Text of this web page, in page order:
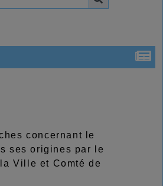
concernant le
ses origines par le
Ville et Comté de